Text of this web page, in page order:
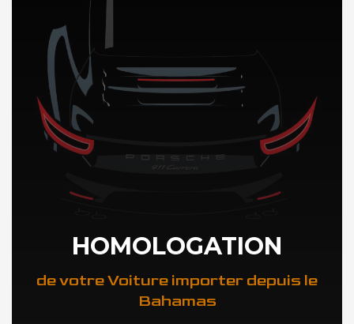
HOMOLOGATION
de votre Voiture importer depuis le
Bahamas